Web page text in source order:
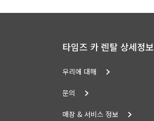
타임즈 카 렌탈 상세정보
우리에 대해
문의
매장 & 서비스 정보